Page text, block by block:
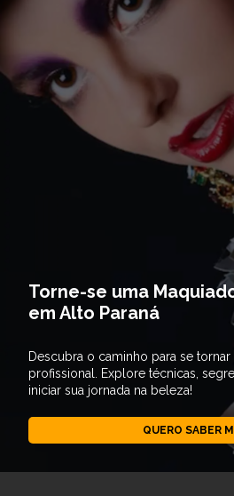
Torne-se uma
em Alto Paraná
Descubra o caminho para se
profissional. Explore técnicas,
iniciar sua jornada na beleza!
QUERO SABER